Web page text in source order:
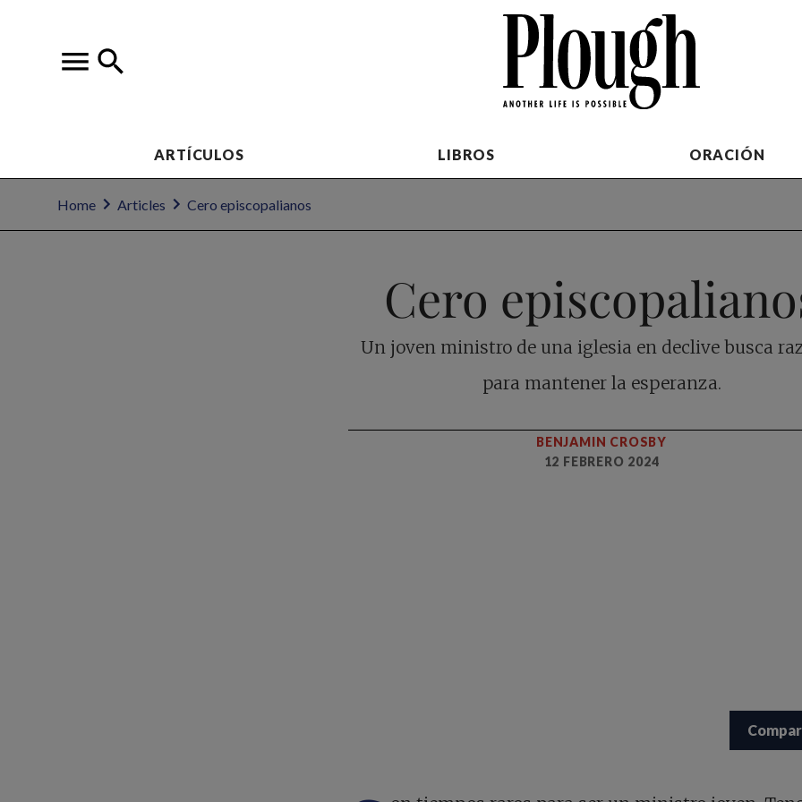
ARTÍCULOS LIBROS ORACIÓN
Home Articles Cero episcopalianos
Cero
Un joven ministro de una iglesia en declive busca
para mantener la esperanza.
BENJAMIN CROSBY
12 FEBRERO 2024